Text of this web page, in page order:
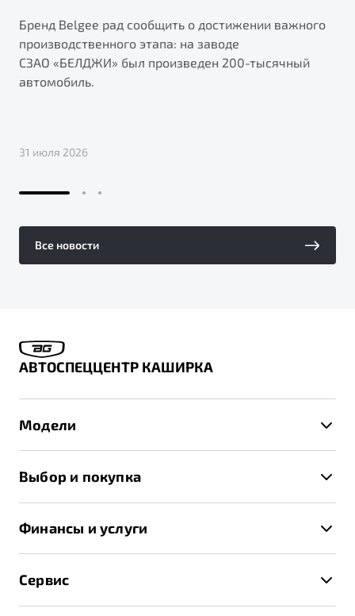
Бренд Belgee рад сообщить о достижении важного
производственного этапа: на заводе
СЗАО «БЕЛДЖИ» был произведен 200-тысячный
автомобиль.
31 июля 2026
Все новости
АВТОСПЕЦЦЕНТР КАШИРКА
Модели
X70
Выбор и покупка
Записаться на тест-драйв
Получить предложение
Финансы и услуги
Сервис